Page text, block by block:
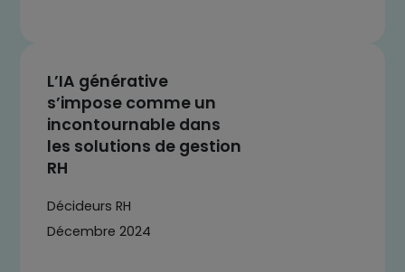
L’IA générative
s’impose comme un
incontournable dans
les solutions de gestion
RH
Décideurs RH
Décembre 2024